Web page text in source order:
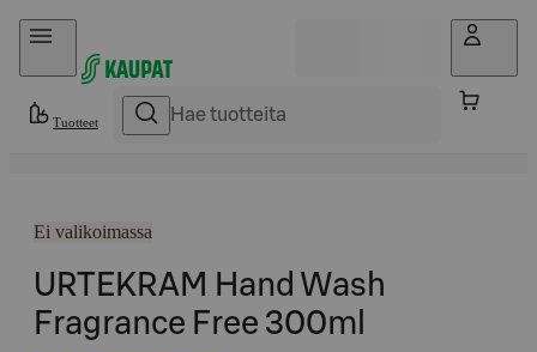
Hyppää sisältöön
Tuotteet
Ei valikoimassa
URTEKRAM Hand Wash
Fragrance Free 300ml